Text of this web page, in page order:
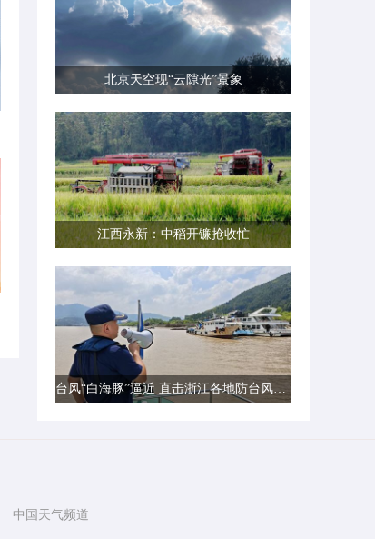
北京天空现“云隙光”景象
江西永新：中稻开镰抢收忙
台风“白海豚”逼近 直击浙江各地防台风一线现场
中国天气频道